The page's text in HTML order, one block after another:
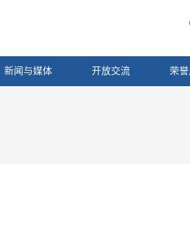
新闻与媒体 开放交流 荣